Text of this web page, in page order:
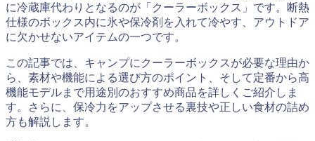
に冷蔵庫代わりとなるのが「クーラーボックス」です。断熱
仕様のボックス内に氷や保冷剤を入れて冷やす、アウトドア
に欠かせないアイテムの一つです。
この記事では、キャンプにクーラーボックスが必要な理由か
ら、素材や機能による選び方のポイント、そして定番から高
機能モデルまで用途別のおすすめ商品を詳しくご紹介しま
す。さらに、保冷力をアップさせる裏技や正しい食材の詰め
方も解説します。